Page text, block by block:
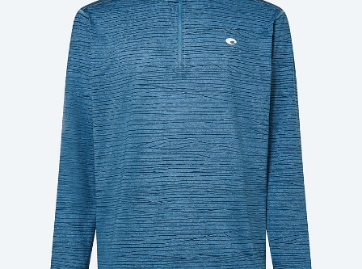
Precio: Sin cargo
Cantidad: